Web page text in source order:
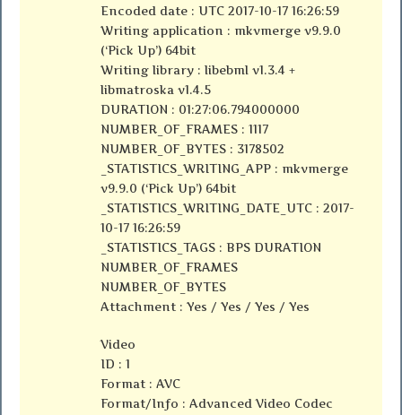
Encoded date : UTC 2017-10-17 16:26:59
Writing application : mkvmerge v9.9.0
(‘Pick Up’) 64bit
Writing library : libebml v1.3.4 +
libmatroska v1.4.5
DURATION : 01:27:06.794000000
NUMBER_OF_FRAMES : 1117
NUMBER_OF_BYTES : 3178502
_STATISTICS_WRITING_APP : mkvmerge
v9.9.0 (‘Pick Up’) 64bit
_STATISTICS_WRITING_DATE_UTC : 2017-
10-17 16:26:59
_STATISTICS_TAGS : BPS DURATION
NUMBER_OF_FRAMES
NUMBER_OF_BYTES
Attachment : Yes / Yes / Yes / Yes
Video
ID : 1
Format : AVC
Format/Info : Advanced Video Codec